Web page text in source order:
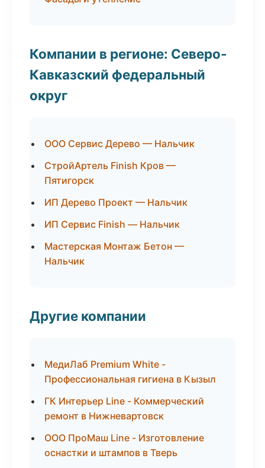
Компании в регионе: Северо-
Кавказский федеральный
округ
ООО Сервис Дерево — Нальчик
СтройАртель Finish Кров —
Пятигорск
ИП Дерево Проект — Нальчик
ИП Сервис Finish — Нальчик
Мастерская Монтаж Бетон —
Нальчик
Другие компании
МедиЛаб Premium White -
Профессиональная гигиена в Кызыл
ГК Интерьер Line - Коммерческий
ремонт в Нижневартовск
ООО ПроМаш Line - Изготовление
оснастки и штампов в Тверь